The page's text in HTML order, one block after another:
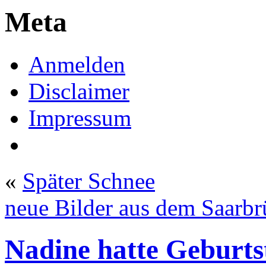
Meta
Anmelden
Disclaimer
Impressum
« Später Schnee
neue Bilder aus dem
Nadine hatte